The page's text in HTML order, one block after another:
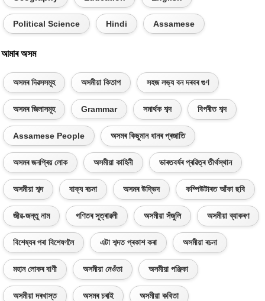
Political Science Hindi Assamese
আমাৰ অসম
অসমৰ দিৱসসমূহ অসমীয়া কিতাপ সহজ লভ্য বন দৰবৰ গুণ
অসমৰ জিলাসমূহ Grammar সমাৰ্থক শব্দ বিপৰীত শব্দ
Assamese People অসমৰ কিছুমান ধানৰ প্ৰজাতি
অসমৰ জনপ্ৰিয় লোক অসমীয়া কাহিনী ভাৰতবৰ্ষৰ প্ৰৱিত্ৰ তীৰ্থস্থান
অসমীয়া শব্দ বাক্য ৰচনা অসমৰ উদ্ভিদ কম্পিউটাৰত আঁকা ছবি
জীৱ-জন্তু নাম গণিতৰ সূত্ৰাৱলী অসমীয়া সঁজুলি অসমীয়া ব্যাকৰণ
বিশেষ্যৰ পৰা বিশেষণলৈ এটা শব্দত প্ৰকাশ কৰা অসমীয়া ৰচনা
মহান লোকৰ বাণী অসমীয়া নেওঁতা অসমীয়া পঞ্জিকা
অসমীয়া দৰখাস্ত অসমৰ চৰাই অসমীয়া কবিতা